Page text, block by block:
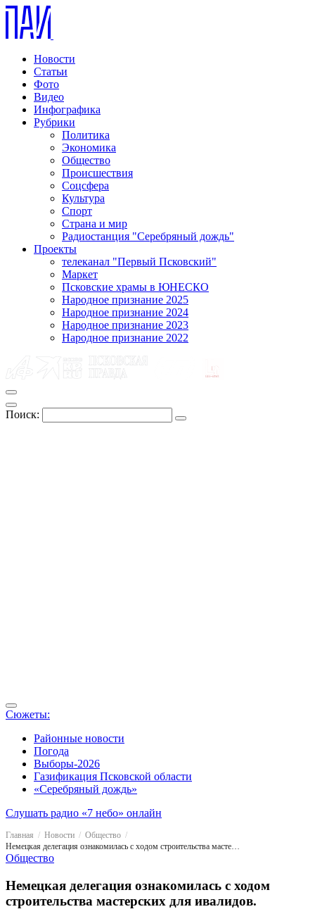
Новости
Статьи
Фото
Видео
Инфографика
Рубрики
Политика
Экономика
Общество
Происшествия
Соцсфера
Культура
Спорт
Страна и мир
Радиостанция "Серебряный дождь"
Проекты
телеканал "Первый Псковский"
Маркет
Псковские храмы в ЮНЕСКО
Народное признание 2025
Народное признание 2024
Народное признание 2023
Народное признание 2022
Поиск:
Сюжеты:
Районные новости
Погода
Выборы-2026
Газификация Псковской области
«Серебряный дождь»
Слушать радио «7 небо» онлайн
Главная Новости
Общество
Немецкая делегация ознакомилась с ходом строительства мастерских для ивалидов.
Общество
Немецкая делегация ознакомилась с ходом
строительства мастерских для ивалидов.